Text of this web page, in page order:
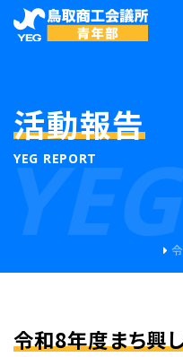
活動報告
YEG REPORT
令和8年度まち興